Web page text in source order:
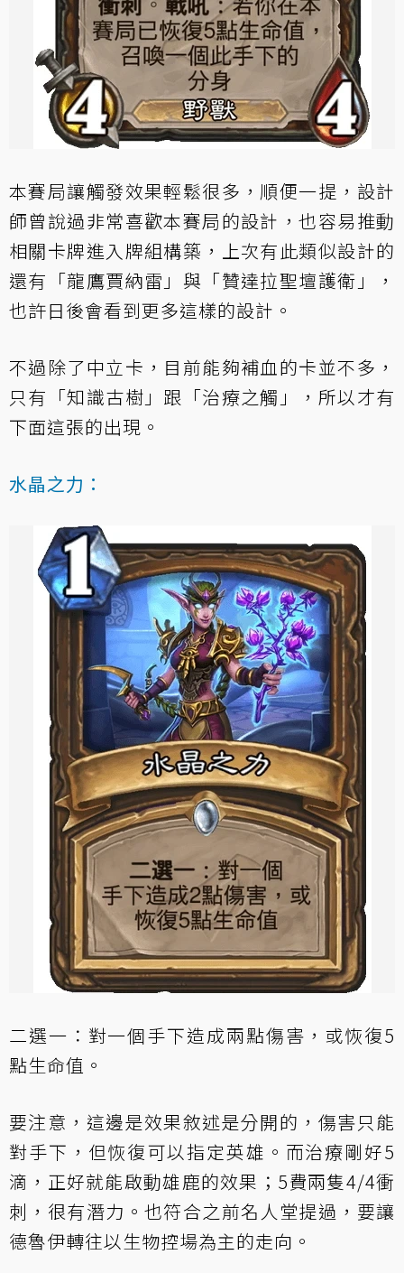
本賽局讓觸發效果輕鬆很多，順便一提，設計
師曾說過非常喜歡本賽局的設計，也容易推動
相關卡牌進入牌組構築，上次有此類似設計的
還有「龍鷹賈納雷」與「贊達拉聖壇護衛」，
也許日後會看到更多這樣的設計。
不過除了中立卡，目前能夠補血的卡並不多，
只有「知識古樹」跟「治療之觸」，所以才有
下面這張的出現。
水晶之力：
二選一：對一個手下造成兩點傷害，或恢復5
點生命值。
要注意，這邊是效果敘述是分開的，傷害只能
對手下，但恢復可以指定英雄。而治療剛好5
滴，正好就能啟動雄鹿的效果；5費兩隻4/4衝
刺，很有潛力。也符合之前名人堂提過，要讓
德魯伊轉往以生物控場為主的走向。